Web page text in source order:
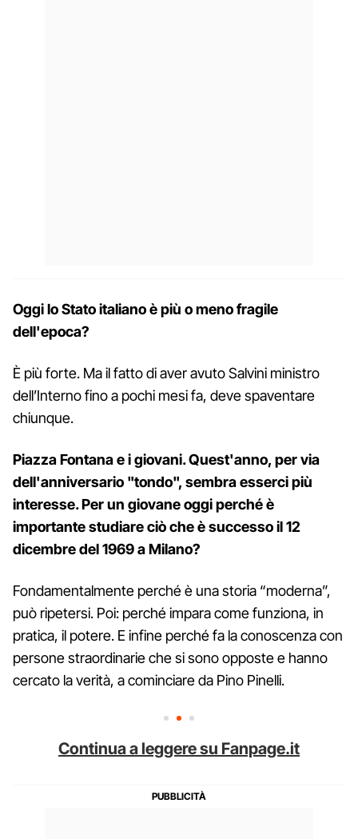
Oggi lo Stato italiano è più o meno fragile
dell'epoca?
È più forte. Ma il fatto di aver avuto Salvini ministro
dell’Interno fino a pochi mesi fa, deve spaventare
chiunque.
Piazza Fontana e i giovani. Quest'anno, per via
dell'anniversario "tondo", sembra esserci più
interesse. Per un giovane oggi perché è
importante studiare ciò che è successo il 12
dicembre del 1969 a Milano?
Fondamentalmente perché è una storia “moderna”,
può ripetersi. Poi: perché impara come funziona, in
pratica, il potere. E infine perché fa la conoscenza con
persone straordinarie che si sono opposte e hanno
cercato la verità, a cominciare da Pino Pinelli.
Continua a leggere su Fanpage.it